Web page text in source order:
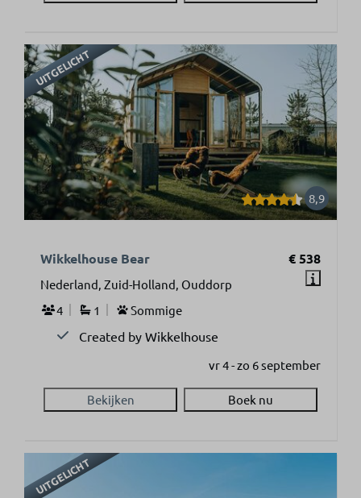
UITGELICHT
8,9
€ 538
Wikkelhouse Bear
Nederland, Zuid-Holland, Ouddorp
4
1 Sommige
Created by Wikkelhouse
vr 4 - zo 6 september
Bekijken Boek nu
UITGELICHT